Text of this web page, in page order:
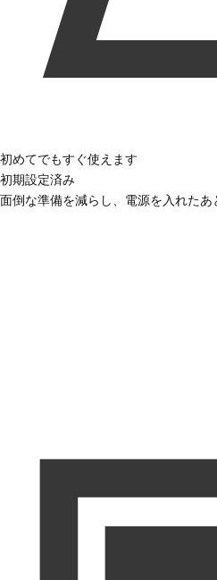
初めてでもすぐ使えます
初期設定済み
面倒な準備を減らし、電源を入れた